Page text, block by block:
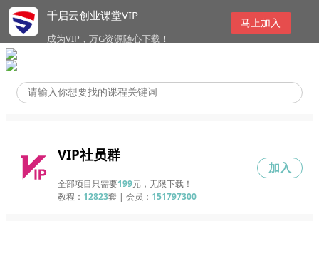
千启云创业课堂VIP
成为VIP，万G资源随心下载！
马上加入
VIP社员群
全部项目只需要199元，无限下载！
教程： 12823套 | 会员： 151797300
加入